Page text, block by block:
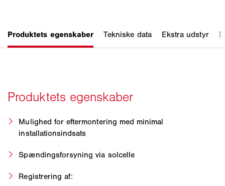
Mulighed for eftermontering med minimal
installationsindsats
Spændingsforsyning via solcelle
Registrering af: